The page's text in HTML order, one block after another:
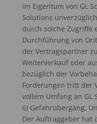
im Eigentum von GL
Solutions
durch solche Zugriffe
Durchführung von
der Vertragspartner
Weiterverkauf oder
bezüglich der
Forderungen tritt der
vollem Umfang an GL
6) Gefahrübergang,
Der Auftraggeber hat